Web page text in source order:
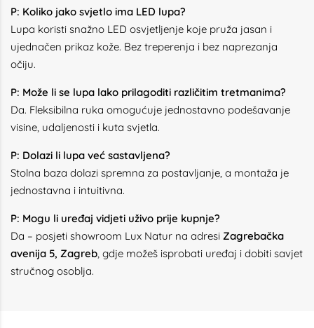
P: Koliko jako svjetlo ima LED lupa?
Lupa koristi snažno LED osvjetljenje koje pruža jasan i
ujednačen prikaz kože. Bez treperenja i bez naprezanja
očiju.
P: Može li se lupa lako prilagoditi različitim tretmanima?
Da. Fleksibilna ruka omogućuje jednostavno podešavanje
visine, udaljenosti i kuta svjetla.
P: Dolazi li lupa već sastavljena?
Stolna baza dolazi spremna za postavljanje, a montaža je
jednostavna i intuitivna.
P: Mogu li uređaj vidjeti uživo prije kupnje?
Da – posjeti showroom Lux Natur na adresi Zagrebačka
avenija 5, Zagreb, gdje možeš isprobati uređaj i dobiti savjet
stručnog osoblja.